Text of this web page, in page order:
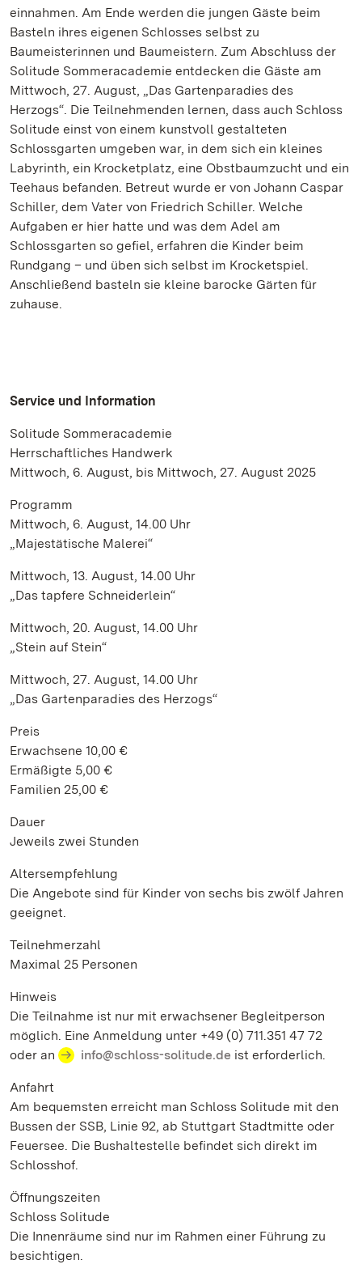
einnahmen. Am Ende werden die jungen Gäste beim
Basteln ihres eigenen Schlosses selbst zu
Baumeisterinnen und Baumeistern. Zum Abschluss der
Solitude Sommeracademie entdecken die Gäste am
Mittwoch, 27. August, „Das Gartenparadies des
Herzogs“. Die Teilnehmenden lernen, dass auch Schloss
Solitude einst von einem kunstvoll gestalteten
Schlossgarten umgeben war, in dem sich ein kleines
Labyrinth, ein Krocketplatz, eine Obstbaumzucht und ein
Teehaus befanden. Betreut wurde er von Johann Caspar
Schiller, dem Vater von Friedrich Schiller. Welche
Aufgaben er hier hatte und was dem Adel am
Schlossgarten so gefiel, erfahren die Kinder beim
Rundgang – und üben sich selbst im Krocketspiel.
Anschließend basteln sie kleine barocke Gärten für
zuhause.
Service und Information
Solitude Sommeracademie
Herrschaftliches Handwerk
Mittwoch, 6. August, bis Mittwoch, 27. August 2025
Programm
Mittwoch, 6. August, 14.00 Uhr
„Majestätische Malerei“
Mittwoch, 13. August, 14.00 Uhr
„Das tapfere Schneiderlein“
Mittwoch, 20. August, 14.00 Uhr
„Stein auf Stein“
Mittwoch, 27. August, 14.00 Uhr
„Das Gartenparadies des Herzogs“
Preis
Erwachsene 10,00 €
Ermäßigte 5,00 €
Familien 25,00 €
Dauer
Jeweils zwei Stunden
Altersempfehlung
Die Angebote sind für Kinder von sechs bis zwölf Jahren
geeignet.
Teilnehmerzahl
Maximal 25 Personen
Hinweis
Die Teilnahme ist nur mit erwachsener Begleitperson
möglich. Eine Anmeldung unter +49 (0) 711.351 47 72
oder an
info@schloss-solitude.de ist erforderlich.
Anfahrt
Am bequemsten erreicht man Schloss Solitude mit den
Bussen der SSB, Linie 92, ab Stuttgart Stadtmitte oder
Feuersee. Die Bushaltestelle befindet sich direkt im
Schlosshof.
Öffnungszeiten
Schloss Solitude
Die Innenräume sind nur im Rahmen einer Führung zu
besichtigen.